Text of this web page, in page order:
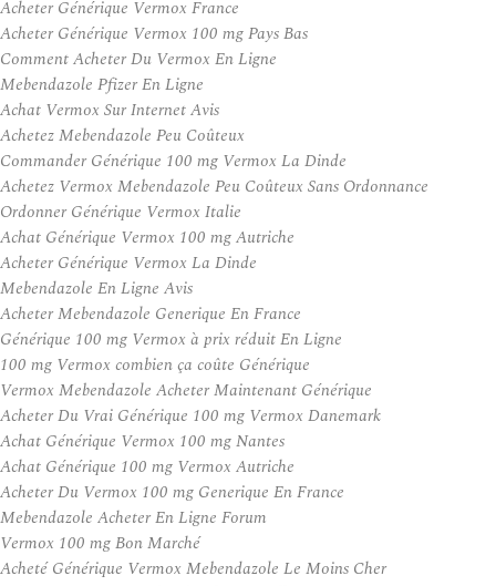
Acheter Générique Vermox France
Acheter Générique Vermox 100 mg Pays Bas
Comment Acheter Du Vermox En Ligne
Mebendazole Pfizer En Ligne
Achat Vermox Sur Internet Avis
Achetez Mebendazole Peu Coûteux
Commander Générique 100 mg Vermox La Dinde
Achetez Vermox Mebendazole Peu Coûteux Sans Ordonnance
Ordonner Générique Vermox Italie
Achat Générique Vermox 100 mg Autriche
Acheter Générique Vermox La Dinde
Mebendazole En Ligne Avis
Acheter Mebendazole Generique En France
Générique 100 mg Vermox à prix réduit En Ligne
100 mg Vermox combien ça coûte Générique
Vermox Mebendazole Acheter Maintenant Générique
Acheter Du Vrai Générique 100 mg Vermox Danemark
Achat Générique Vermox 100 mg Nantes
Achat Générique 100 mg Vermox Autriche
Acheter Du Vermox 100 mg Generique En France
Mebendazole Acheter En Ligne Forum
Vermox 100 mg Bon Marché
Acheté Générique Vermox Mebendazole Le Moins Cher